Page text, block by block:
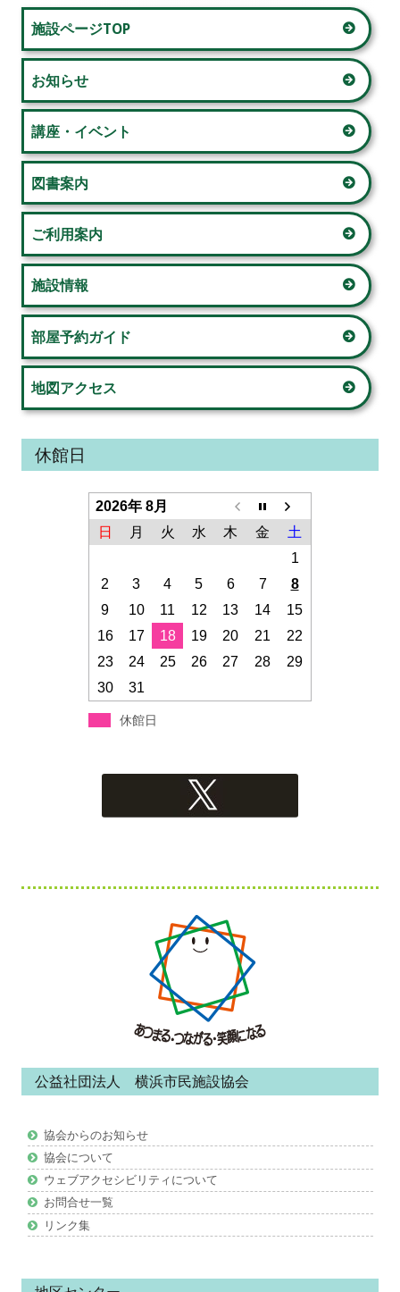
ゲ
ー
シ
ョ
ン
メ
イ
ン
サ
イ
ド
バ
ー
施設ページTOP
お知らせ
講座・イベント
図書案内
ご利用案内
施設情報
部屋予約ガイド
地図アクセス
休館日
2026年 8月
日
月 火 水 木 金
土
1
2
3 4 5 6 7
8
9
10 11 12 13 14
15
16
17 18 19 20 21
22
23
24 25 26 27 28
29
30
31
休館日
テ
ツ
公益社団法人 横浜市民施設協会
協会からのお知らせ
協会について
ウェブアクセシビリティについて
お問合せ一覧
リンク集